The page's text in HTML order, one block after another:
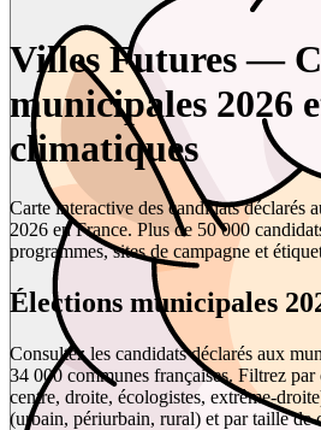
Villes Futures —
municipales 2026
climatiques
Carte interactive des candidats déclarés
2026 en France. Plus de 50 000
programmes, sites de campagne et
Élections municipales
Consultez les candidats déclarés aux
34 000 communes françaises. Filtrez
centre, droite, écologistes, extrême-
(urbain, périurbain, rural) et par taille de